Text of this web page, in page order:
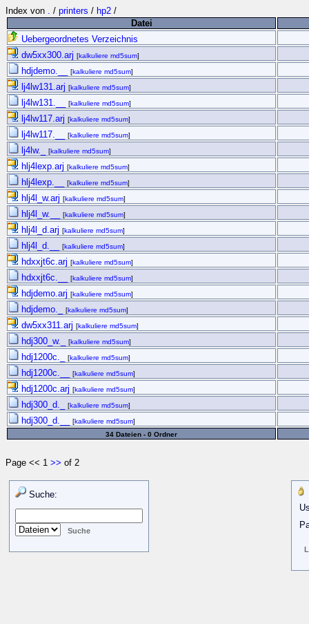
Index von . / printers / hp2 /
Datei
Uebergeordnetes Verzeichnis
dw5xx300.arj [kalkuliere md5sum]
hdjdemo.__ [kalkuliere md5sum]
lj4lw131.arj [kalkuliere md5sum]
lj4lw131.__ [kalkuliere md5sum]
lj4lw117.arj [kalkuliere md5sum]
lj4lw117.__ [kalkuliere md5sum]
lj4lw._ [kalkuliere md5sum]
hlj4lexp.arj [kalkuliere md5sum]
hlj4lexp.__ [kalkuliere md5sum]
hlj4l_w.arj [kalkuliere md5sum]
hlj4l_w.__ [kalkuliere md5sum]
hlj4l_d.arj [kalkuliere md5sum]
hlj4l_d.__ [kalkuliere md5sum]
hdxxjt6c.arj [kalkuliere md5sum]
hdxxjt6c.__ [kalkuliere md5sum]
hdjdemo.arj [kalkuliere md5sum]
hdjdemo._ [kalkuliere md5sum]
dw5xx311.arj [kalkuliere md5sum]
hdj300_w._ [kalkuliere md5sum]
hdj1200c._ [kalkuliere md5sum]
hdj1200c.__ [kalkuliere md5sum]
hdj1200c.arj [kalkuliere md5sum]
hdj300_d._ [kalkuliere md5sum]
hdj300_d.__ [kalkuliere md5sum]
34 Dateien - 0 Ordner
Page << 1 >> of 2
Suche: